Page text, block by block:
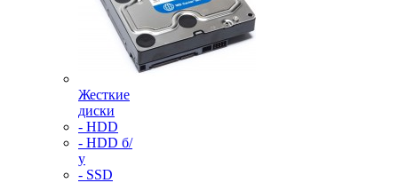
Жесткие
диски
- HDD
- HDD б/
у
- SSD